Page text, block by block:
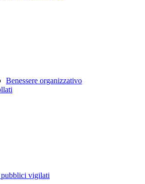
Benessere organizzativo
vigilati